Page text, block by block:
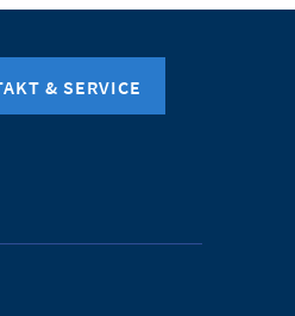
& SERVICE